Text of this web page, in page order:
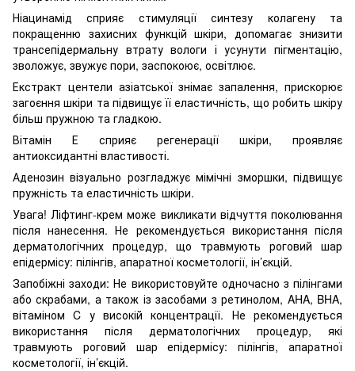
Ніацинамід сприяє стимуляції синтезу колагену та
покращенню захисних функцій шкіри, допомагає знизити
трансепідермальну втрату вологи і усунути пігментацію,
зволожує, звужує пори, заспокоює, освітлює.
Екстракт центели азіатської знімає запалення, прискорює
загоєння шкіри та підвищує її еластичність, що робить шкіру
більш пружною та гладкою.
Вітамін Е сприяє регенерації шкіри, проявляє
антиоксидантні властивості.
Аденозин візуально розгладжує мімічні зморшки, підвищує
пружність та еластичність шкіри.
Увага! Ліфтинг-крем може викликати відчуття поколювання
після нанесення. Не рекомендується використання після
дерматологічних процедур, що травмують роговий шар
епідермісу: пілінгів, апаратної косметології, ін’єкцій.
Запобіжні заходи: Не використовуйте одночасно з пілінгами
або скрабами, а також із засобами з ретинолом, AHA, BHA,
вітаміном C у високій концентрації. Не рекомендується
використання після дерматологічних процедур, які
травмують роговий шар епідермісу: пілінгів, апаратної
косметології, ін’єкцій.